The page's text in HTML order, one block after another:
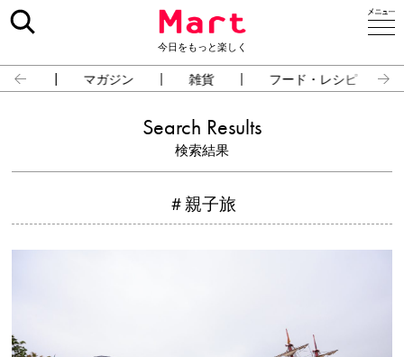
今日をもっと楽しく
占い マガジン 雑貨 フード・レシピ
Search Results
検索結果
＃親子旅